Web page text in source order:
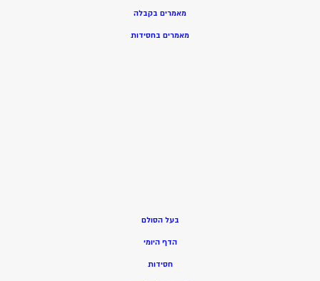
מאמרים בקבלה
מאמרים בחסידות
בעל הסולם
הדף היומי
חסידות